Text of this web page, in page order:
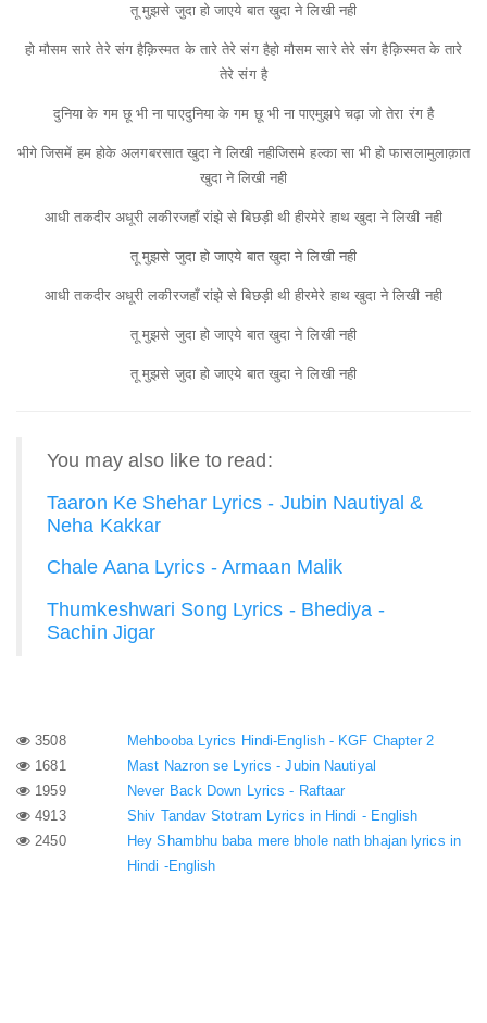
तू मुझसे जुदा हो जाएये बात खुदा ने लिखी नही
हो मौसम सारे तेरे संग हैक़िस्मत के तारे तेरे संग हैहो मौसम सारे तेरे संग हैक़िस्मत के तारे
तेरे संग है
दुनिया के गम छू भी ना पाएदुनिया के गम छू भी ना पाएमुझपे चढ़ा जो तेरा रंग है
भीगे जिसमें हम होके अलगबरसात खुदा ने लिखी नहीजिसमे हल्का सा भी हो फासलामुलाक़ात
खुदा ने लिखी नही
आधी तकदीर अधूरी लकीरजहाँ रांझे से बिछड़ी थी हीरमेरे हाथ खुदा ने लिखी नही
तू मुझसे जुदा हो जाएये बात खुदा ने लिखी नही
आधी तकदीर अधूरी लकीरजहाँ रांझे से बिछड़ी थी हीरमेरे हाथ खुदा ने लिखी नही
तू मुझसे जुदा हो जाएये बात खुदा ने लिखी नही
तू मुझसे जुदा हो जाएये बात खुदा ने लिखी नही
You may also like to read:
Taaron Ke Shehar Lyrics - Jubin Nautiyal &
Neha Kakkar
Chale Aana Lyrics - Armaan Malik
Thumkeshwari Song Lyrics - Bhediya -
Sachin Jigar
3508
Mehbooba Lyrics Hindi-English - KGF Chapter 2
1681
Mast Nazron se Lyrics - Jubin Nautiyal
1959
Never Back Down Lyrics - Raftaar
4913
Shiv Tandav Stotram Lyrics in Hindi - English
2450
Hey Shambhu baba mere bhole nath bhajan lyrics in
Hindi -English